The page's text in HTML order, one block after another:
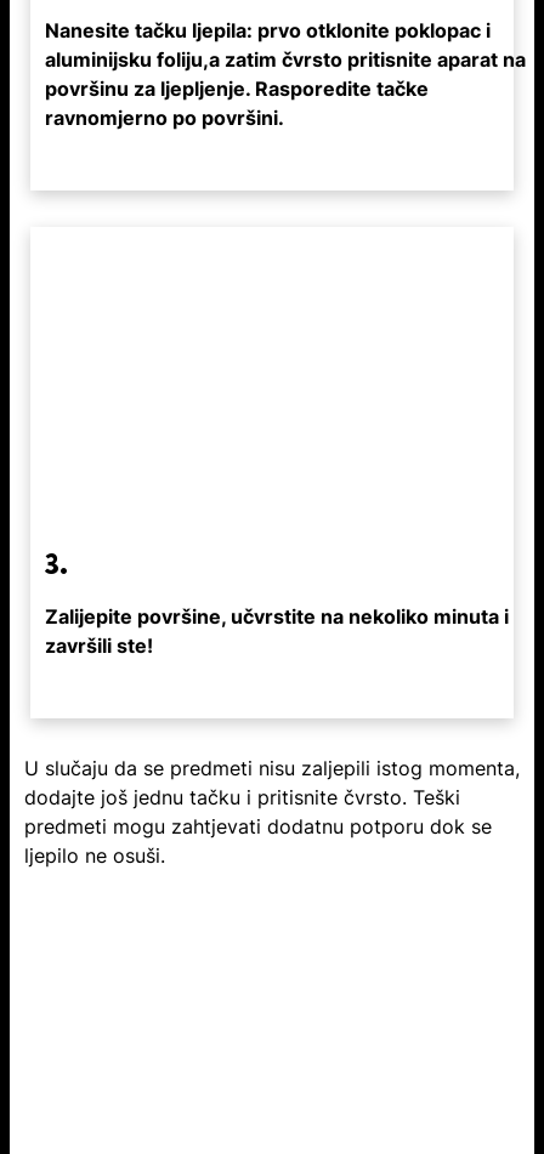
Nanesite tačku ljepila: prvo otklonite poklopac i
aluminijsku foliju,a zatim čvrsto pritisnite aparat na
površinu za ljepljenje. Rasporedite tačke
ravnomjerno po površini.
3.
Zalijepite površine, učvrstite na nekoliko minuta i
završili ste!
U slučaju da se predmeti nisu zaljepili istog momenta,
dodajte još jednu tačku i pritisnite čvrsto. Teški
predmeti mogu zahtjevati dodatnu potporu dok se
ljepilo ne osuši.